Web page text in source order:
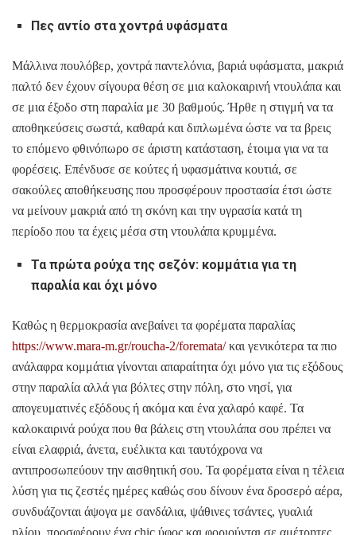
Πες αντίο στα χοντρά υφάσματα
Μάλλινα πουλόβερ, χοντρά παντελόνια, βαριά υφάσματα, μακριά
παλτό δεν έχουν σίγουρα θέση σε μια καλοκαιρινή ντουλάπα και
σε μια έξοδο στη παραλία με 30 βαθμούς. Ήρθε η στιγμή να τα
αποθηκεύσεις σωστά, καθαρά και διπλωμένα ώστε να τα βρεις
το επόμενο φθινόπωρο σε άριστη κατάσταση, έτοιμα για να τα
φορέσεις. Επένδυσε σε κούτες ή υφασμάτινα κουτιά, σε
σακούλες αποθήκευσης που προσφέρουν προστασία έτσι ώστε
να μείνουν μακριά από τη σκόνη και την υγρασία κατά τη
περίοδο που τα έχεις μέσα στη ντουλάπα κρυμμένα.
Τα πρώτα ρούχα της σεζόν: κομμάτια για τη
παραλία και όχι μόνο
Καθώς η θερμοκρασία ανεβαίνει τα φορέματα παραλίας
https://www.mara-m.gr/roucha-2/foremata/και γενικότερα τα πιο
ανάλαφρα κομμάτια γίνονται απαραίτητα όχι μόνο για τις εξόδους
στην παραλία αλλά για βόλτες στην πόλη, στο νησί, για
απογευματινές εξόδους ή ακόμα και ένα χαλαρό καφέ. Τα
καλοκαιρινά ρούχα που θα βάλεις στη ντουλάπα σου πρέπει να
είναι ελαφριά, άνετα, ευέλικτα και ταυτόχρονα να
αντιπροσωπεύουν την αισθητική σου. Τα φορέματα είναι η τέλεια
λύση για τις ζεστές ημέρες καθώς σου δίνουν ένα δροσερό αέρα,
συνδυάζονται άψογα με σανδάλια, ψάθινες τσάντες, γυαλιά
ηλίου, προσφέρουν ένα chic ύφος και φοριούνται σε αμέτρητες